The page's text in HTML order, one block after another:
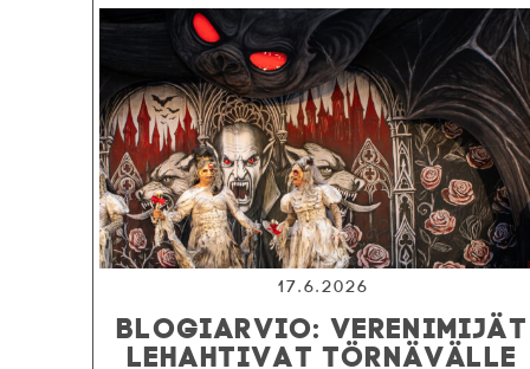
17.6.2026
BLOGIARVIO: VERENIMIJÄT
LEHAHTIVAT TÖRNÄVÄLLE